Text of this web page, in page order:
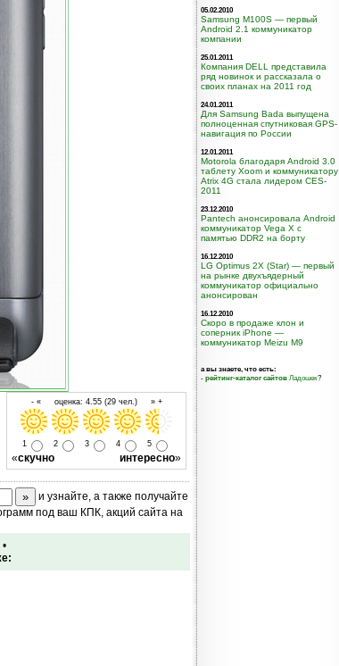
- « оценка: 4.55 (29 чел.) » +
1 2 3 4 5
«скучно интересно»
и узнайте, а также получайте
под ваш КПК, акций сайта на
•
05.02.2010
Samsung M100S — первый
Android 2.1 коммуникатор
компании
25.01.2011
Компания DELL представила
ряд новинок и рассказала о
своих планах на 2011 год
24.01.2011
Для Samsung Bada выпущена
полноценная спутниковая GPS-
навигация по России
12.01.2011
Motorola благодаря Android 3.0
таблету Xoom и коммуникатору
Atrix 4G стала лидером CES-
2011
23.12.2010
Pantech анонсировала Android
коммуникатор Vega X с
памятью DDR2 на борту
16.12.2010
LG Optimus 2X (Star) — первый
на рынке двухъядерный
коммуникатор официально
анонсирован
16.12.2010
Скоро в продаже клон и
соперник iPhone —
коммуникатор Meizu M9
а вы знаете, что есть:
- рейтинг-каталог сайтов Ладошек?